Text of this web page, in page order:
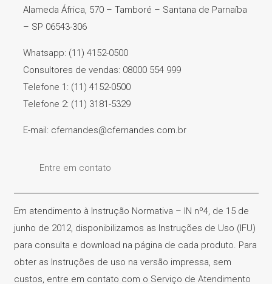
Alameda África, 570 – Tamboré – Santana de Parnaíba
– SP 06543-306
Whatsapp: (11) 4152-0500
Consultores de vendas: 08000 554 999
Telefone 1: (11) 4152-0500
Telefone 2: (11) 3181-5329
E-mail: cfernandes@cfernandes.com.br
Entre em contato
Em atendimento à Instrução Normativa – IN nº4, de 15 de
junho de 2012, disponibilizamos as Instruções de Uso (IFU)
para consulta e download na página de cada produto. Para
obter as Instruções de uso na versão impressa, sem
custos, entre em contato com o Serviço de Atendimento